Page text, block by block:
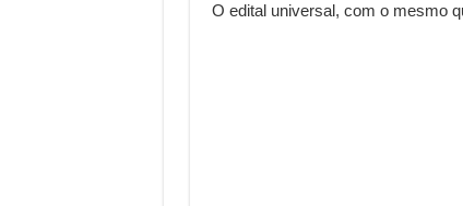
O edital universal, com o mesmo